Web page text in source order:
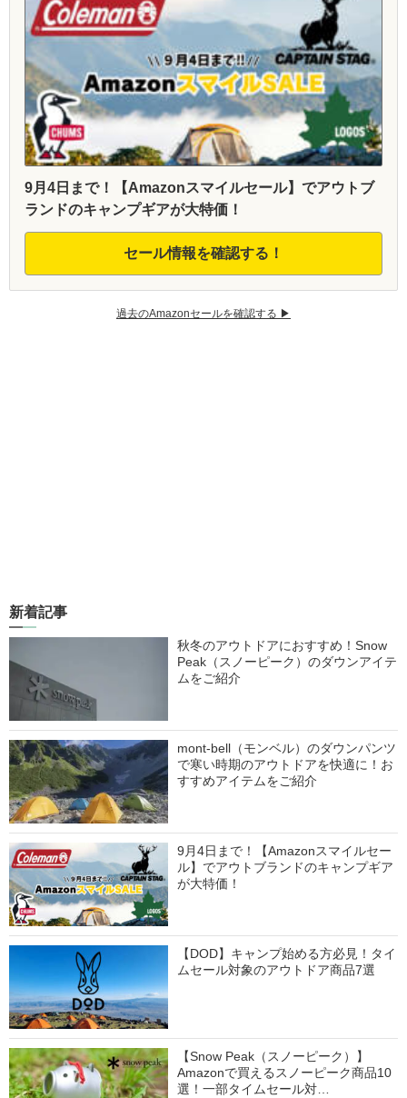
9月4日まで！【Amazonスマイルセール】でアウトブ
ランドのキャンプギアが大特価！
セール情報を確認する！
過去のAmazonセールを確認する ▶︎
新着記事
秋冬のアウトドアにおすすめ！Snow
Peak（スノーピーク）のダウンアイテ
ムをご紹介
mont-bell（モンベル）のダウンパンツ
で寒い時期のアウトドアを快適に！お
すすめアイテムをご紹介
9月4日まで！【Amazonスマイルセー
ル】でアウトブランドのキャンプギア
が大特価！
【DOD】キャンプ始める方必見！タイ
ムセール対象のアウトドア商品7選
【Snow Peak（スノーピーク）】
Amazonで買えるスノーピーク商品10
選！一部タイムセール対…